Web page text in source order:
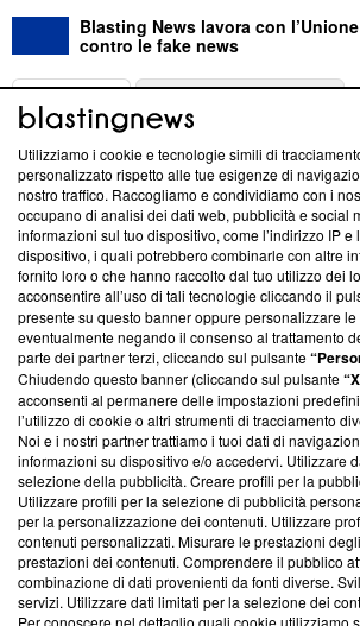
Blasting News lavora con
contro le fake news
ABOUT
Questa sezione offre informazioni
News, sui nostri processi editoriali e su
creare news di qualità. Inoltre, afferma la
‘Trust Project - News with Integrity’Blasting
ancora membro del programma, ma ha
parte; Trust Project non ha ancora
conformità agli standard.
Su di noi
Team editoriale
Corporate
Redazione
Informativa Privacy
Cookie Policy
Blasting SA, IDI CHE-247.845.224, Via
Utilizziamo i cookie e tecnologie simili di
personalizzato rispetto alle tue esigenze di
nostro traffico. Raccogliamo e condividiamo con i
occupano di analisi dei dati web, pubblicità e social
informazioni sul tuo dispositivo, come l’indirizzo IP e
dispositivo, i quali potrebbero combinarle con altre
fornito loro o che hanno raccolto dal tuo utilizzo dei
acconsentire all’uso di tali tecnologie cliccando il
presente su questo banner oppure personalizzare
eventualmente negando il consenso al trattamento
parte dei partner terzi, cliccando sul pulsante
Chiudendo questo banner (cliccando sul pulsante
acconsenti al permanere delle impostazioni
l’utilizzo di cookie o altri strumenti di tracciamento
Noi e i nostri partner trattiamo i tuoi dati di
informazioni su dispositivo e/o accedervi. Utilizzare
selezione della pubblicità. Creare profili per la
Utilizzare profili per la selezione di pubblicità
per la personalizzazione dei contenuti. Utilizzare
contenuti personalizzati. Misurare le prestazioni
prestazioni dei contenuti. Comprendere il pubblico
combinazione di dati provenienti da fonti diverse.
servizi. Utilizzare dati limitati per la selezione dei
Per conoscere nel dettaglio quali cookie utilizziamo